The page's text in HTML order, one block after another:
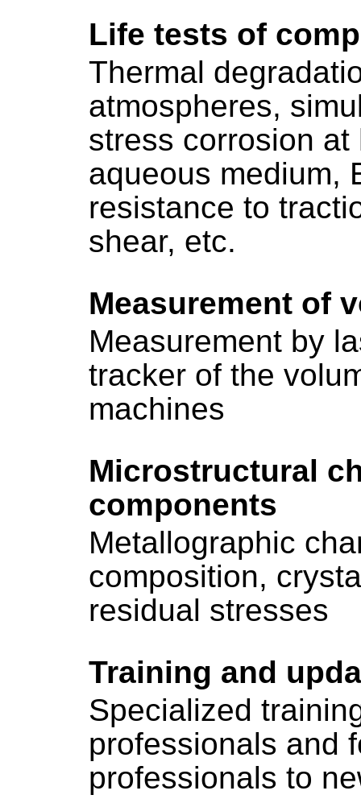
Life tests of
Thermal
atmospheres,
stress corrosion
aqueous medium,
resistance to
shear, etc.
Measurement of
Measurement by
tracker of the
machines
Microstructural
components
Metallographic
composition,
residual stresses
Training and
Specialized
professionals and
professionals to